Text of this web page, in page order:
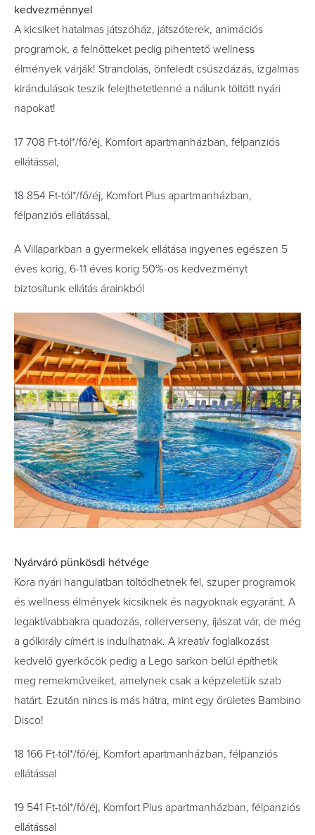
kedvezménnyel
A kicsiket hatalmas játszóház, játszóterek, animációs
programok, a felnőtteket pedig pihentető wellness
élmények várják! Strandolás, önfeledt csúszdázás, izgalmas
kirándulások teszik felejthetetlenné a nálunk töltött nyári
napokat!
17 708 Ft-tól*/fő/éj, Komfort apartmanházban, félpanziós
ellátással,
18 854 Ft-tól*/fő/éj, Komfort Plus apartmanházban,
félpanziós ellátással,
A Villaparkban a gyermekek ellátása ingyenes egészen 5
éves korig, 6-11 éves korig 50%-os kedvezményt
biztosítunk ellátás árainkból
Nyárváró pünkösdi hétvége
Kora nyári hangulatban töltődhetnek fel, szuper programok
és wellness élmények kicsiknek és nagyoknak egyaránt. A
legaktívabbakra quadozás, rollerverseny, íjászat vár, de még
a gólkirály címért is indulhatnak. A kreatív foglalkozást
kedvelő gyerkőcök pedig a Lego sarkon belül építhetik
meg remekműveiket, amelynek csak a képzeletük szab
határt. Ezután nincs is más hátra, mint egy őrületes Bambino
Disco!
18 166 Ft-tól*/fő/éj, Komfort apartmanházban, félpanziós
ellátással
19 541 Ft-tól*/fő/éj, Komfort Plus apartmanházban, félpanziós
ellátással